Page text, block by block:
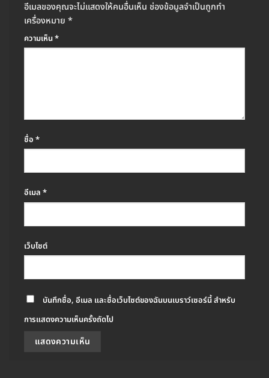
อีเมลของคุณจะไม่แสดงให้คนอื่นเห็น ช่องข้อมูลจำเป็นถูกทำ
เครื่องหมาย *
ความเห็น*
ชื่อ *
อีเมล *
เว็บไซต์
บันทึกชื่อ, อีเมล และชื่อเว็บไซต์ของฉันบนเบราว์เซอร์นี้ สำหรับ
การแสดงความเห็นครั้งถัดไป